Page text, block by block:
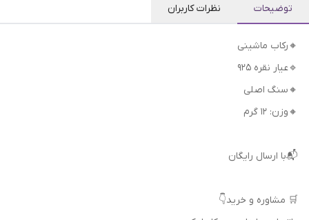
توضیحات نظرات کاربران
🔸رکاب ماشینی
🔹عیار نقره 925
🔸سنگ اصلی
🔸وزن: ۱۲ گرم
📬با ارسال رایگان
🛒 مشاوره و خرید👇